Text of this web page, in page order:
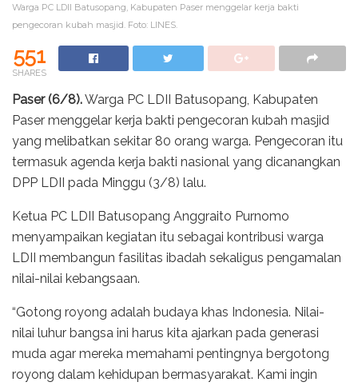
Warga PC LDII Batusopang, Kabupaten Paser menggelar kerja bakti
pengecoran kubah masjid. Foto: LINES.
551
SHARES
Paser (6/8).Warga PC LDII Batusopang, Kabupaten
Paser menggelar kerja bakti pengecoran kubah masjid
yang melibatkan sekitar 80 orang warga. Pengecoran itu
termasuk agenda kerja bakti nasional yang dicanangkan
DPP LDII pada Minggu (3/8) lalu.
Ketua PC LDII Batusopang Anggraito Purnomo
menyampaikan kegiatan itu sebagai kontribusi warga
LDII membangun fasilitas ibadah sekaligus pengamalan
nilai-nilai kebangsaan.
“Gotong royong adalah budaya khas Indonesia. Nilai-
nilai luhur bangsa ini harus kita ajarkan pada generasi
muda agar mereka memahami pentingnya bergotong
royong dalam kehidupan bermasyarakat. Kami ingin